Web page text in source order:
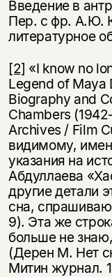
Введение в
Пер. с фр. А.Ю.
литературное
[2] «I know no
Legend of Maya
Biography and
Chambers
Archives / Film
видимому,
указания на
Абдуллаева
другие детали
сна,
9). Эта же
больше не
(Дерен М. Нет
Митин журнал.